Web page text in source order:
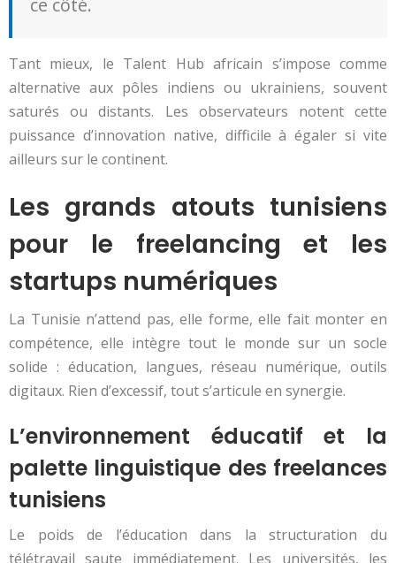
ce côté.
Tant mieux, le Talent Hub africain s’impose comme
alternative aux pôles indiens ou ukrainiens, souvent
saturés ou distants. Les observateurs notent cette
puissance d’innovation native, difficile à égaler si vite
ailleurs sur le continent.
Les grands atouts tunisiens
pour le freelancing et les
startups numériques
La Tunisie n’attend pas, elle forme, elle fait monter en
compétence, elle intègre tout le monde sur un socle
solide : éducation, langues, réseau numérique, outils
digitaux. Rien d’excessif, tout s’articule en synergie.
L’environnement éducatif et la
palette linguistique des freelances
tunisiens
Le poids de l’éducation dans la structuration du
télétravail saute immédiatement. Les universités, les